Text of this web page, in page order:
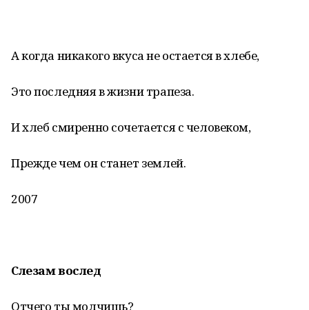
А когда никакого вкуса не остается в хлебе,
Это последняя в жизни трапеза.
И хлеб смиренно сочетается с человеком,
Прежде чем он станет землей.
2007
Слезам вослед
Отчего ты молчишь?